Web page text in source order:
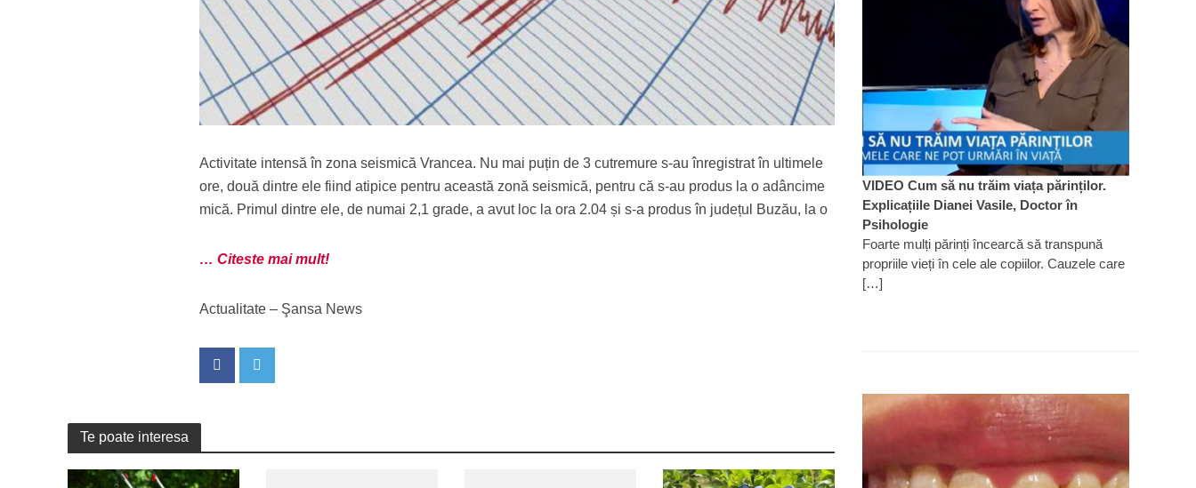
Activitate intensă în zona seismică Vrancea. Nu mai puțin de 3 cutremure s-au înregistrat în ultimele
ore, două dintre ele fiind atipice pentru această zonă seismică, pentru că s-au produs la o adâncime
mică. Primul dintre ele, de numai 2,1 grade, a avut loc la ora 2.04 și s-a produs în județul Buzău, la o
… Citeste mai mult!
Actualitate – Şansa News
Te poate interesa
VIDEO Cum să nu trăim viața părinților.
Explicațiile Dianei Vasile, Doctor în
Psihologie
Foarte mulți părinți încearcă să transpună
propriile vieți în cele ale copiilor. Cauzele care
[…]